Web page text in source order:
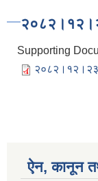
Supporting
२०८२।१२।२३
ऐन, कानून